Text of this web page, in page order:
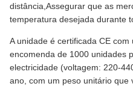
distância,Assegurar que as
temperatura desejada durante
A unidade é certificada CE
encomenda de 1000 unidades
electricidade (voltagem: 220-
ano, com um peso unitário que